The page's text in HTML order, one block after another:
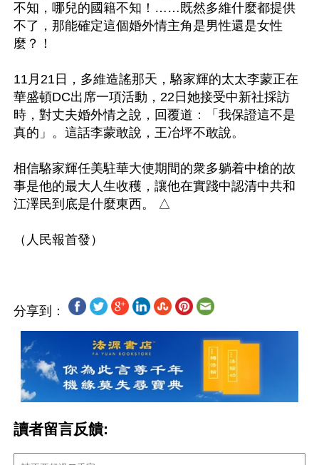
不知，哪兒的國籍不知！……既然多維什麼都提供
不了，那能確定這個婚外情主角是男性還是女性
麼？！
11月21日，多維造謠那天，駱家輝的太太李蒙正在
華盛頓DC出席一項活動，22日她接受中新社採訪
時，對丈夫婚外情之說，回覆道：「我保證這不是
真的」。這話李蒙敢說，王冶坪不敢說。
相信駱家輝任美駐華大使期間的衆多躺着中槍的故
事是他的最大人生收穫，讓他在實踐中認清中共和
江澤民到底是什麼東西。 △
分享到：
讀者留言反饋: